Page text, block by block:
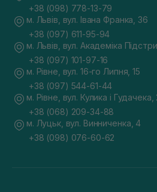
+38 (098) 778-13-79
м. Львів, вул. Івана Франка, 36
+38 (097) 611-95-94
м. Львів, вул. Академіка
+38 (097) 101-97-16
м. Рівне, вул. 16-го Липня, 15
+38 (097) 544-61-44
м. Рівне, вул. Кулика і
+38 (068) 209-34-88
м. Луцьк, вул. Винниченка, 4
+38 (098) 076-60-62